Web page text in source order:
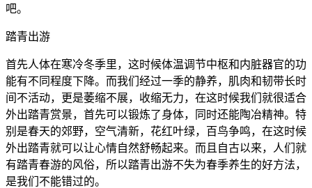
吧。
踏青出游
首先人体在寒冷冬季里，这时候体温调节中枢和内脏器官的功
能有不同程度下降。而我们经过一季的静养，肌肉和韧带长时
间不活动，更是萎缩不展，收缩无力，在这时候我们就很适合
外出踏青赏景，首先可以锻炼了身体，同时还能陶冶精神。特
别是春天的郊野，空气清新，花红叶绿，百鸟争鸣，在这时候
外出踏青就可以让心情自然舒畅起来。而且自古以来，人们就
有踏青春游的风俗，所以踏青出游不失为春季养生的好方法，
是我们不能错过的。